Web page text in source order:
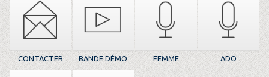
CONTACTER BANDE DÉMO FEMME ADO